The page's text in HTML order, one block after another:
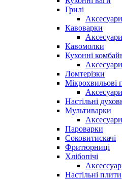
Грилі
Кавоварки
Кавомолки
Кухонні
Ломтерізки
Мікрохвильові
Настільні
Мультиварки
Пароварки
Соковитискачі
Фритюрниці
Хлібопічі
Настільні плити